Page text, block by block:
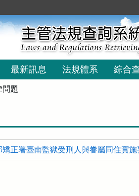
最新訊息 法規體系 綜合
問題
矯正署臺南監獄受刑人與眷屬同住實施